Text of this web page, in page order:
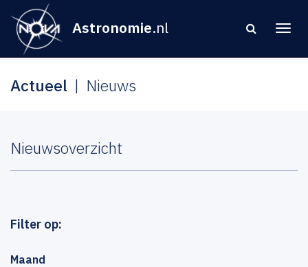
Astronomie.nl
Actueel Nieuws
Nieuwsoverzicht
Filter op:
Maand